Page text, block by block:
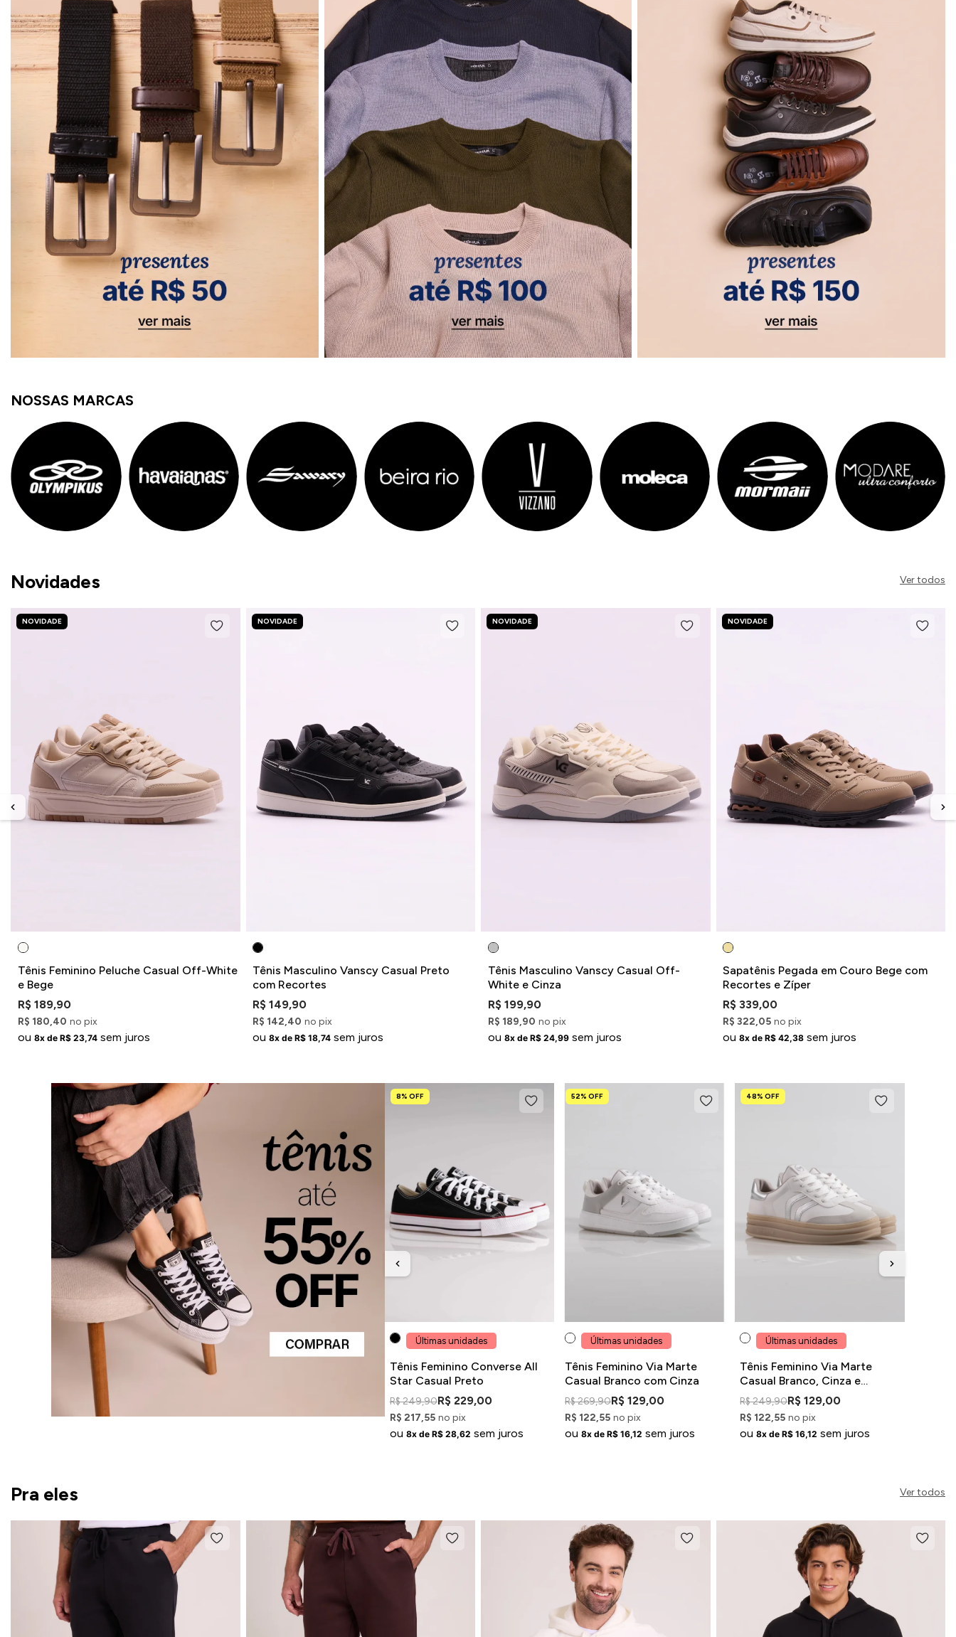
NOSSAS MARCAS
Novidades Ver todos
NOVIDADE
Tênis Feminino Peluche Casual Off-White
e Bege
R$ 189,90
R$ 180,40 no pix
ou 8x de R$ 23,74 sem juros
NOVIDADE
Tênis Masculino Vanscy Casual Preto
com Recortes
R$ 149,90
R$ 142,40 no pix
ou8x de R$ 18,74 sem juros
NOVIDADE
Tênis Masculino Vanscy Casual Off-
White e Cinza
R$ 199,90
R$ 189,90 no pix
ou 8x de R$ 24,99 sem juros
NOVIDADE
Sapatênis Pegada em Couro Bege com
Recortes e Zíper
R$ 339,00
R$ 322,05 no pix
ou8x de R$ 42,38 sem juros
8% OFF
Últimas unidades
Tênis Feminino Converse All
Star Casual Preto
R$ 249,90R$ 229,00
R$ 217,55 no pix
ou 8x de R$ 28,62 sem juros
52% OFF
Últimas unidades
Tênis Feminino Via Marte
Casual Branco com Cinza
R$ 269,90R$ 129,00
R$ 122,55 no pix
ou8x de R$ 16,12 sem juros
48% OFF
Últimas unidades
Tênis Feminino Via Marte
Casual Branco, Cinza e
Prateado
R$ 249,90R$ 129,00
R$ 122,55 no pix
ou8x de R$ 16,12 sem juros
Pra eles Ver todos